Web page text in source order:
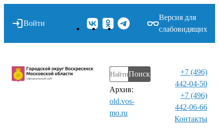
Войти
Версия для
слабовидящих
Поиск
Архив:
old.vos-
mo.ru
+7 (496)
442-04-50
+7 (496)
442-06-66
Контакты⁠